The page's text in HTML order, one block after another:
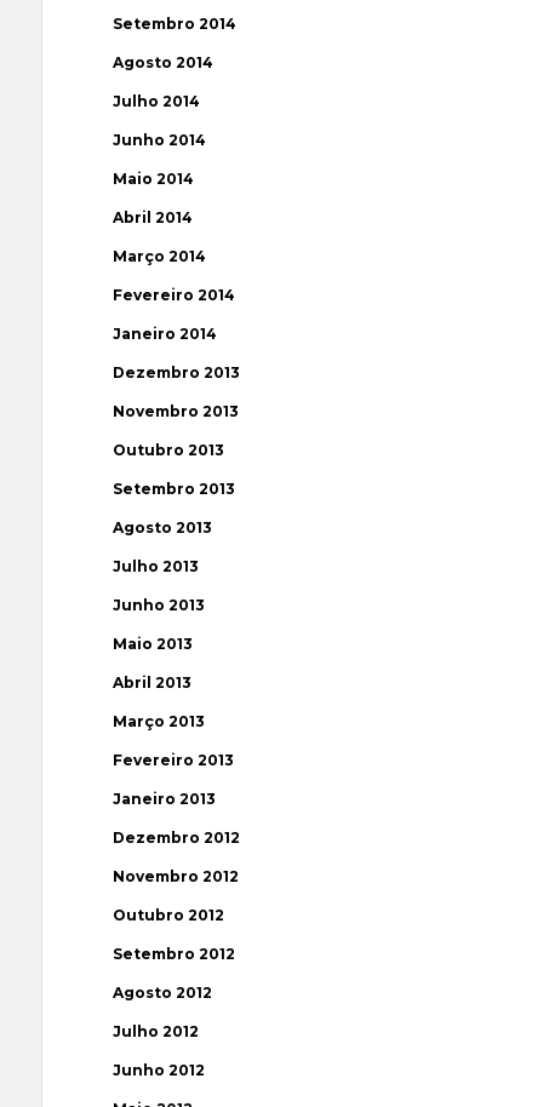
Setembro 2014
Agosto 2014
Julho 2014
Junho 2014
Maio 2014
Abril 2014
Março 2014
Fevereiro 2014
Janeiro 2014
Dezembro 2013
Novembro 2013
Outubro 2013
Setembro 2013
Agosto 2013
Julho 2013
Junho 2013
Maio 2013
Abril 2013
Março 2013
Fevereiro 2013
Janeiro 2013
Dezembro 2012
Novembro 2012
Outubro 2012
Setembro 2012
Agosto 2012
Julho 2012
Junho 2012